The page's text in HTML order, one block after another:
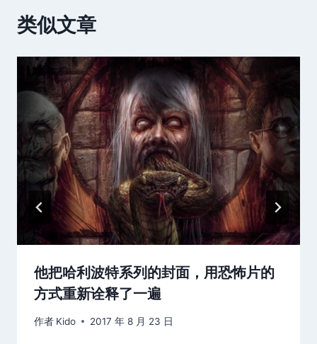
类似文章
他把哈利波特系列的封面，用恐怖片的
方式重新诠释了一遍
作者 Kido 2017 年 8 月 23 日